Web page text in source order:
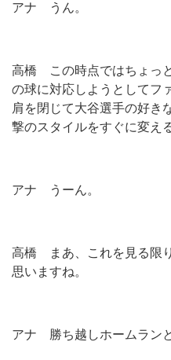
アナ うん。
高橋 この時点ではちょっ
の球に対応しようとしてフ
肩を閉じて大谷選手の好き
撃のスタイルをすぐに変え
アナ うーん。
高橋 まあ、これを見る限
思いますね。
アナ 勝ち越しホームラン